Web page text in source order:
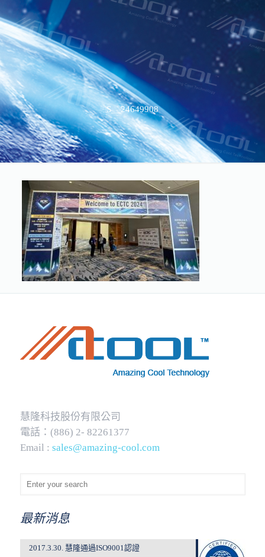
S__24649908
慧隆科技股份有限公司
電話：(886) 2- 82261377
Email : sales@amazing-cool.com
最新消息
2017.3.30. 慧隆通過ISO9001認證